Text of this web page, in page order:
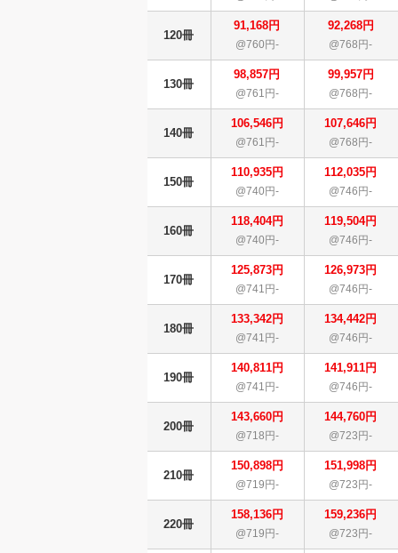
120冊
91,168円
@760円-
92,268円
@768円-
130冊
98,857円
@761円-
99,957円
@768円-
140冊
106,546円
@761円-
107,646円
@768円-
150冊
110,935円
@740円-
112,035円
@746円-
160冊
118,404円
@740円-
119,504円
@746円-
170冊
125,873円
@741円-
126,973円
@746円-
180冊
133,342円
@741円-
134,442円
@746円-
190冊
140,811円
@741円-
141,911円
@746円-
200冊
143,660円
@718円-
144,760円
@723円-
210冊
150,898円
@719円-
151,998円
@723円-
220冊
158,136円
@719円-
159,236円
@723円-